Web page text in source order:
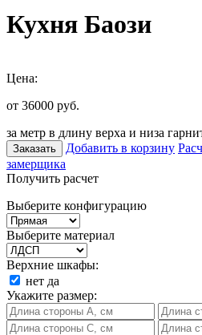
Кухня Баози
Цена:
от 36000 руб.
за метр в длину верха и низа
Заказать Добавить в корзину
замерщика
Получить расчет
Выберите конфигурацию
Выберите материал
Верхние шкафы:
нет да
Укажите размер: